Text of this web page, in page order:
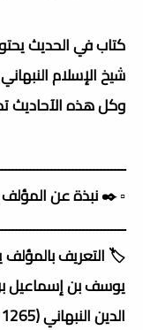
كتاب في الحديث
شيخ الإسلام
وكل هذه الآحاديث
▫️ ✒️ نبذة عن المؤلف
🏷️ التعريف بالمؤلف
يوسف بن إسماعيل